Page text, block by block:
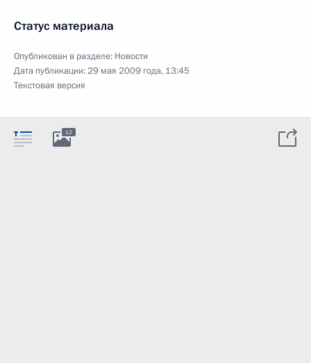
Статус материала
Опубликован в разделе: Новости
Дата публикации:29 мая 2009 года, 13:45
Текстовая версия
12